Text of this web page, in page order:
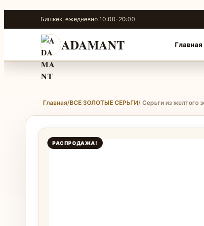
к
содержимому
Бишкек, ежедневно 10:00-20:00
ADAMANT Главная
Главная/ВСЕ ЗОЛОТЫЕ СЕРЬГИ/ Серьги из желтого
РАСПРОДАЖА!